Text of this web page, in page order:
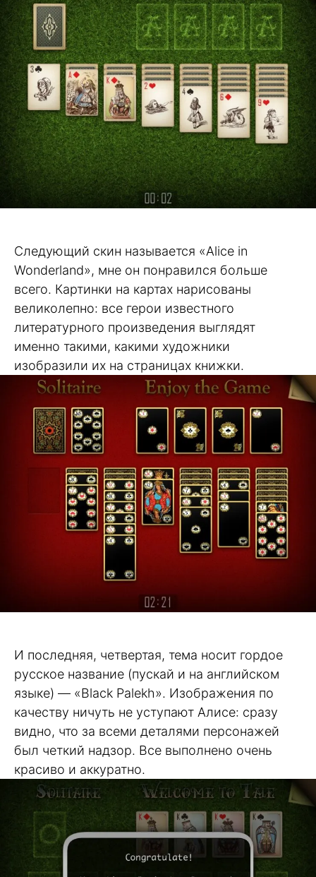
Следующий скин называется «Alice in
Wonderland», мне он понравился больше
всего. Картинки на картах нарисованы
великолепно: все герои известного
литературного произведения выглядят
именно такими, какими художники
изобразили их на страницах книжки.
И последняя, четвертая, тема носит гордое
русское название (пускай и на английском
языке) — «Black Palekh». Изображения по
качеству ничуть не уступают Алисе: сразу
видно, что за всеми деталями персонажей
был четкий надзор. Все выполнено очень
красиво и аккуратно.